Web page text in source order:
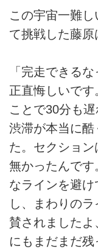
この宇宙一難
て挑戦した藤原
「完走できる
正直悔しいで
ことで30分も
渋滞が本当に酷
た。セクショ
無かったんで
なラインを避
し、まわりの
賛されました
にもまだまだ